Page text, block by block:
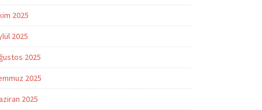
2025
2025
2025
2025
2025